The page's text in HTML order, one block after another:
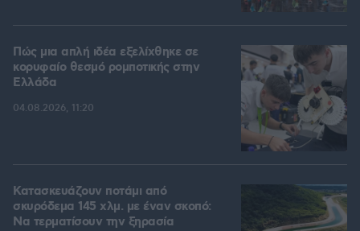
Πώς μια απλή ιδέα εξελίχθηκε σε
κορυφαίο θεσμό ρομποτικής στην
Ελλάδα
04.08.2026, 11:20
Κατασκευάζουν ποτάμι από
σκυρόδεμα 145 χλμ. με έναν σκοπό:
Να τερματίσουν την ξηρασία